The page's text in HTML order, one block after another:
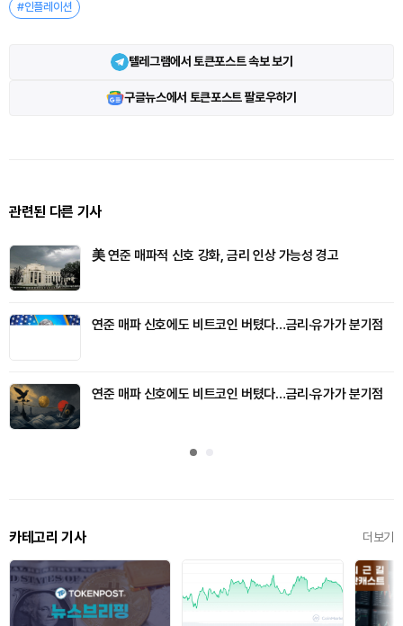
#인플레이션
텔레그램에서 토큰포스트 속보 보기
구글뉴스에서 토큰포스트 팔로우하기
관련된 다른 기사
美 연준 매파적 신호 강화, 금리 인상 가능성 경고
연준 매파 신호에도 비트코인 버텼다…금리·유가가 분기점
연준 매파 신호에도 비트코인 버텼다…금리·유가가 분기점
카테고리 기사 더보기